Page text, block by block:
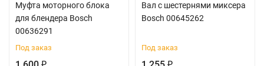
Муфта моторного блока
для блендера Bosch
00636291
Под заказ
₽
Вал с шестернями миксера
Bosch 00645262
Под заказ
₽